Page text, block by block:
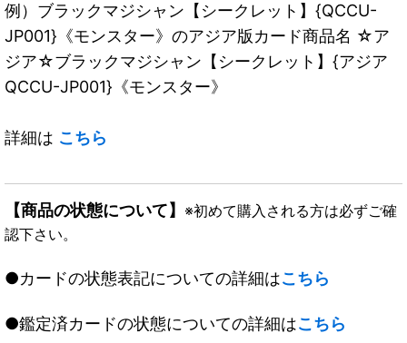
例）ブラックマジシャン【シークレット】{QCCU-
JP001}《モンスター》のアジア版カード商品名 ☆ア
ジア☆ブラックマジシャン【シークレット】{アジア
QCCU-JP001}《モンスター》
詳細は こちら
【商品の状態について】 ※初めて購入される方は必ずご確
認下さい。
●カードの状態表記についての詳細はこちら
●鑑定済カードの状態についての詳細はこちら